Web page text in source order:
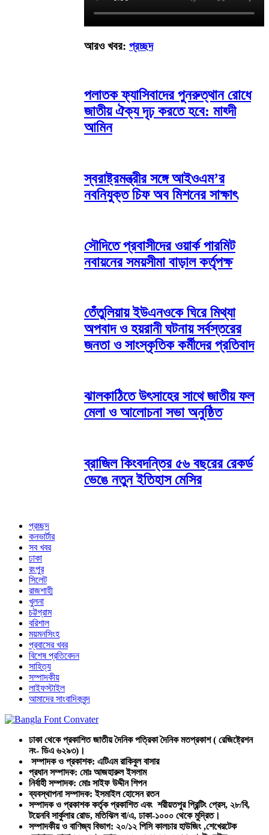
আরও খবর: প্রচ্ছদ
পলাতক ফ্যাসিবাদের পুনরুত্থান রোধে
জাতীয় ঐক্য দৃঢ় করতে হবে: মাহ্দী
আমিন
স্বরাষ্ট্রমন্ত্রীর সঙ্গে আইওএম’র
নবনিযুক্ত চিফ অব মিশনের সাক্ষাৎ
সৌদিতে প্রবাসীদের ওয়ার্ক পারমিট
নবায়নের সময়সীমা বাড়াল কর্তৃপক্ষ
তেঁতুলিয়ায় ইউএনওকে ঘিরে মিথ্যা
অপবাদ ও হয়রানী ঘটনায় সর্বস্তরের
জনতা ও সাংস্কৃতিক কর্মীদের প্রতিবাদ
ঝালকাঠিতে উৎসাহের সাথে জাতীয় ফল
মেলা ও আলোচনা সভা অনুষ্ঠিত
ব্রাজিল কিংবদন্তির ৫৬ বছরের রেকর্ড
ভেঙে নতুন ইতিহাস মেসির
প্রচ্ছদ
কনভার্টার
সব খবর
ঢাকা
রংপুর
সিলেট
রাজশাহী
খুলনা
চট্টগ্রাম
বরিশাল
ময়মনসিংহ
প্রবাসের খবর
বিশেষ প্রতিবেদন
সাহিত্য
সম্পাদকীয়
লাইফস্টাইল
আমাদের সাংবাদিকবৃন্দ
ঢাকা থেকে প্রকাশিত জাতীয় দৈনিক পত্রিকা দৈনিক মতপ্রকাশ ( রেজিষ্ট্রেশন
নং- ডিএ ৬২৯৩)।
সম্পাদক ও প্রকাশক: এটিএম রাকিবুল বাসার
প্রধান সম্পাদক: মোঃ আজহারুল ইসলাম
নির্বাহী সম্পাদক: মোঃ সাইফ উদ্দীন শিপন
ব্যবস্থাপনা সম্পাদক: ইসমাইল হোসেন রতন
সম্পাদক ও প্রকাশক কর্তৃক প্রকাশিত এবং শরীয়তপুর প্রিন্টিং প্রেস, ২৮/বি,
টয়েনবি সার্কুলার রোড, মতিঝিল বা/এ, ঢাকা-১০০০ থেকে মুদ্রিত।
সম্পাদকীয় ও বাণিজ্য বিভাগ: ২০/১২ পিসি কালচার হাউজিং ,শেখেরটেক